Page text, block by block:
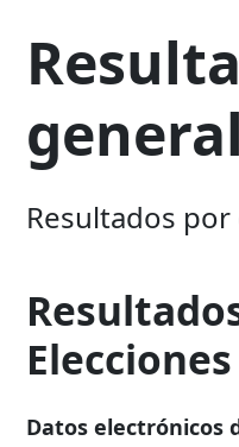
Resultados
Datos electrónicos